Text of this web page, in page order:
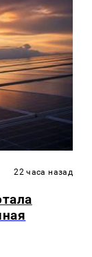
22 часа назад